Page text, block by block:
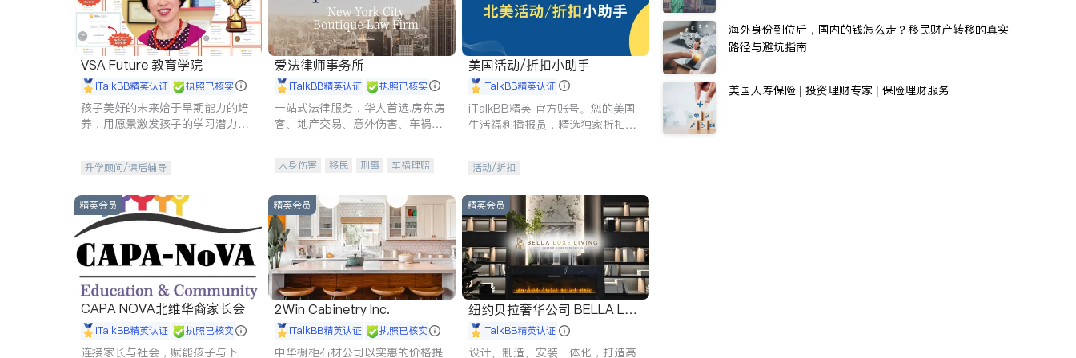
VSA Future 教育学院
iTalkBB精英认证 执照已核实
孩子美好的未来始于早期能力的培
养，用愿景激发孩子的学习潜力和
升学顾问/课后辅导
爱法律师事务所
iTalkBB精英认证 执照已核实
一站式法律服务，华人首选.房东房
客、地产交易、意外伤害、车祸重
人身伤害 移民 刑事
车祸理赔
商标注册
索赔 律师-其它 保释
美国活动/折扣小助手
iTalkBB精英认证
iTalkBB精英 官方账号。您的美国
生活福利播报员，精选独家折扣、
活动/折扣
精英会员
CAPA NOVA北维华裔家长会
iTalkBB精英认证 执照已核实
连接家长与社会，赋能孩子与下一
精英会员
2Win Cabinetry Inc.
iTalkBB精英认证 执照已核实
中华橱柜石材公司以实惠的价格提
精英会员
纽约贝拉奢华公司 BELLA LUX
E iTalkBB精英认证
设计、制造、安装一体化，打造高
海外身份到位后，国内的钱怎么走？移民财产转移的真实
路径与避坑指南
美国人寿保险 | 投资理财专家 | 保险理财服务